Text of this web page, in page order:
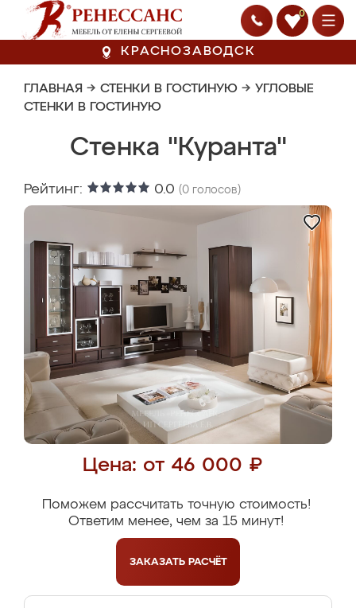
0
КРАСНОЗАВОДСК
ГЛАВНАЯ → СТЕНКИ В ГОСТИНУЮ → УГЛОВЫЕ
СТЕНКИ В ГОСТИНУЮ
Стенка "Куранта"
Рейтинг: 0.0 (0 голосов)
Цена: от 46 000 ₽
Поможем рассчитать точную стоимость!
Ответим менее, чем за 15 минут!
ЗАКАЗАТЬ РАСЧЁТ